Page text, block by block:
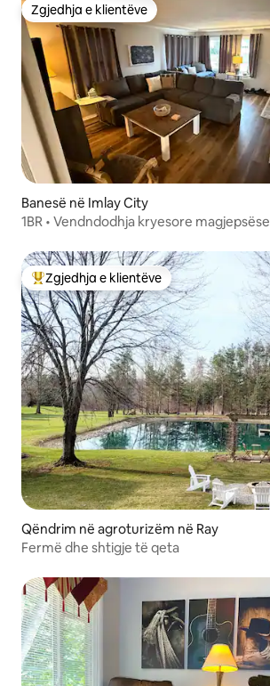
Zgjedhja e klientëve
Zgjedhja e klientëve
Banesë në Imlay City
1BR • Vendndodhja kryesore magjepsëse
Më të mirat e zgjedhjeve të klientëve
Zgjedhja e klientëve
Qëndrim në agroturizëm në Ray
Fermë dhe shtigje të qeta